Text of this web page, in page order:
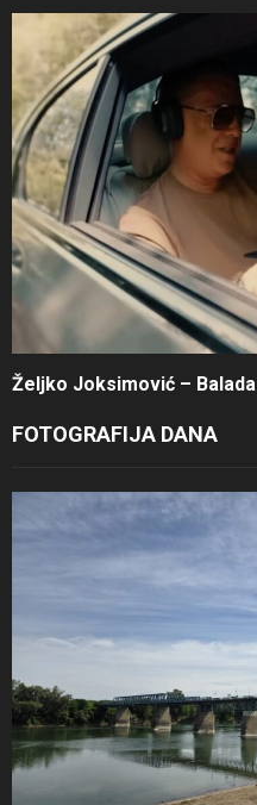
Željko Joksimović – Balada
FOTOGRAFIJA DANA